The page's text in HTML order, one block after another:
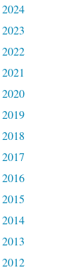
2024
2023
2022
2021
2020
2019
2018
2017
2016
2015
2014
2013
2012